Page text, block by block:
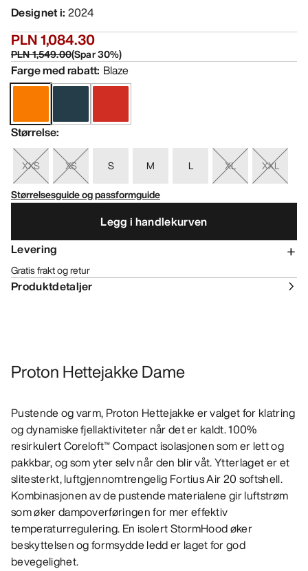
Designet i: 2024
PLN 1,084.30
PLN 1,549.00(Spar30%)
Farge med rabatt: Blaze
Størrelse:
XXS XS S M L XL
XXL
Størrelsesguide og passformguide
Legg i handlekurven
Levering
Gratis frakt og retur
Produktdetaljer
Proton Hettejakke Dame
Pustende og varm, Proton Hettejakke er valget for klatring
og dynamiske fjellaktiviteter når det er kaldt. 100%
resirkulert Coreloft™ Compact isolasjonen som er lett og
pakkbar, og som yter selv når den blir våt. Ytterlaget er et
slitesterkt, luftgjennomtrengelig Fortius Air 20 softshell.
Kombinasjonen av de pustende materialene gir luftstrøm
som øker dampoverføringen for mer effektiv
temperaturregulering. En isolert StormHood øker
beskyttelsen og formsydde ledd er laget for god
bevegelighet.